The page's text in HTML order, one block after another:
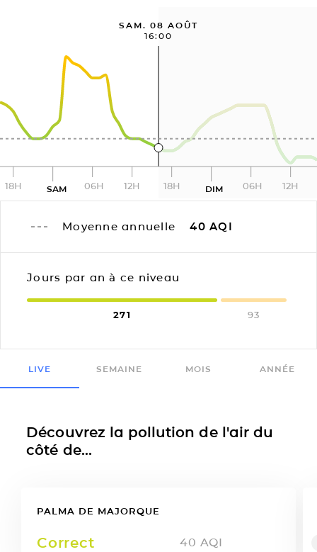
SAM. 08 AOÛT
16:00
18H SAM 06H 12H 18H DIM 06H 12H
Moyenne annuelle 40 AQI
Jours par an à ce niveau
271 93
LIVE SEMAINE MOIS ANNÉE
Découvrez la pollution de l'air du
côté de...
PALMA DE MAJORQUE
Correct 40 AQI